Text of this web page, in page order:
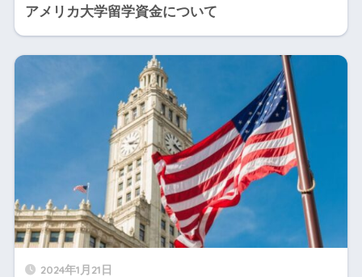
アメリカ大学留学資金について
2024年1月21日